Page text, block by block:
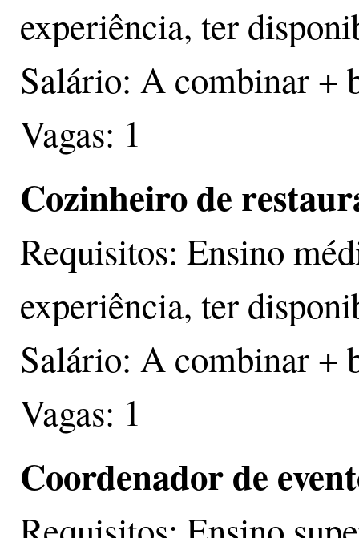
experiência, ter
Salário: A combinar +
Vagas: 1
Cozinheiro de
Requisitos: Ensino
experiência, ter
Salário: A combinar +
Vagas: 1
Coordenador de